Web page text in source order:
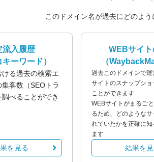
このドメイン名が過去にどのよ
流入履歴
キーワード）
ける過去の検索エ
客数（SEOトラ
べることができ
を見る
WEBサイ
（
過去このドメインで運
サイトのスナップショ
ことができます
WEBサイトがまるご
るため、どのようなサ
れていたかを正確に知
ます
結果を